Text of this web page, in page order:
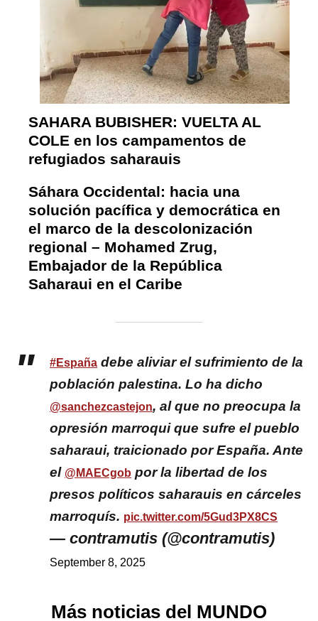
SAHARA BUBISHER: VUELTA AL
COLE en los campamentos de
refugiados saharauis
Sáhara Occidental: hacia una
solución pacífica y democrática en
el marco de la descolonización
regional – Mohamed Zrug,
Embajador de la República
Saharaui en el Caribe
#España debe aliviar el sufrimiento de la
población palestina. Lo ha dicho
@sanchezcastejon, al que no preocupa la
opresión marroqui que sufre el pueblo
saharaui, traicionado por España. Ante
el @MAECgob por la libertad de los
presos políticos saharauis en cárceles
marroquís. pic.twitter.com/5Gud3PX8CS
— contramutis (@contramutis)
September 8, 2025
Más noticias del MUNDO